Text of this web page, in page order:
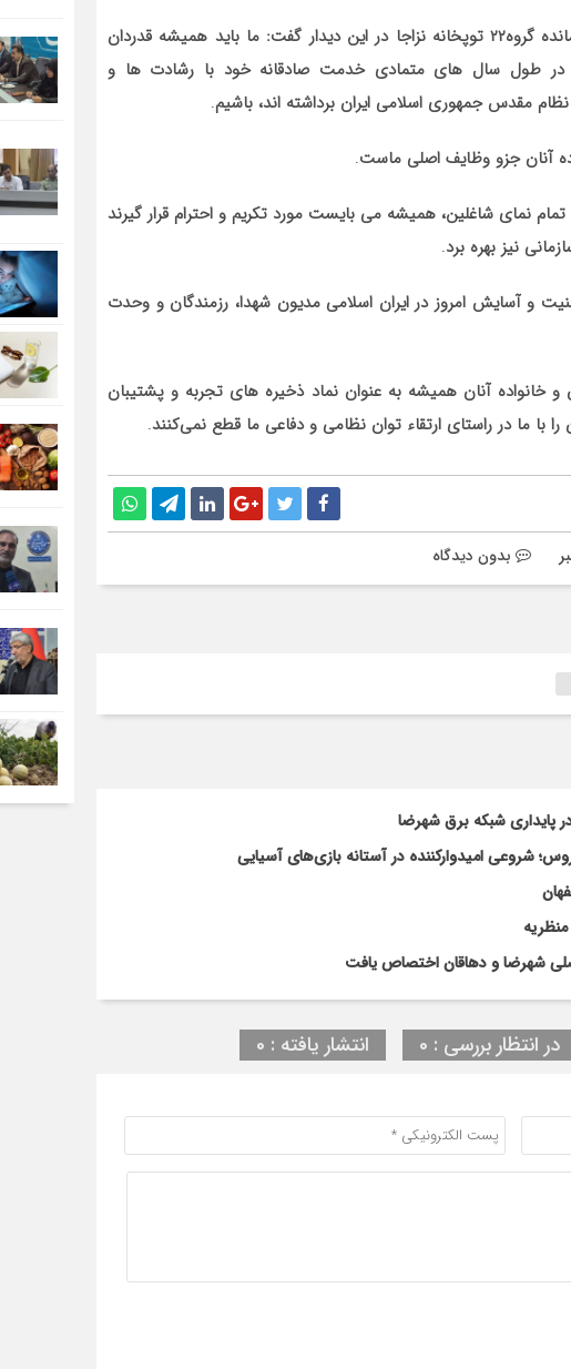
گروه۲۲توپخانه نزاجا در این دیدار گفت: ما باید همیشه قدردان
در طول سال های متمادی خدمت صادقانه خود با رشادت ها و
مقدس جمهوری اسلامی ایران برداشته اند، باشیم.
آنان جزو وظایف اصلی ماست.
نمای شاغلین، همیشه می بایست مورد تکریم و احترام قرار گیرند
نیز بهره برد.
که امنیت و آسایش امروز در ایران اسلامی مدیون شهدا، رزمندگان و وحدت
و خانواده آنان همیشه به عنوان نماد ذخیره های تجربه و پشتیبان
با ما در راستای ارتقاء توان نظامی و دفاعی ما قطع نمی‌کنند.
بدون دیدگاه
پایداری شبکه برق شهرضا
شروعی امیدوارکننده در آستانه بازی‌های آسیایی
در انتظار بررسی : 0 انتشار یافته : 0